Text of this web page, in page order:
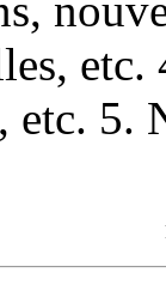
etc. 5.